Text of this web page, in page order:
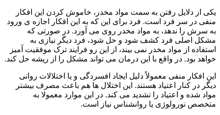
یکی از دلایل رفتن به سمت مواد مخدر، خاموش کردن این افکار
منفی در سر فرد است. فرد برای این که به این افکار اجازه ی ورود
به سرش را ندهد، به مواد مخدر روی می آورد. در صورتی که
مشکل اصلی فرد کشف شود و حل شود، فرد دیگر نیازی به
استفاده از مواد مخدر نمی بیند، از این رو فرایند ترک موفقیت آمیز
خواهد بود. در واقع با این درمان می تواند مشکل را از ریشه حل کند.
این افکار منفی معمولاً دلیل ایجاد افسردگی و یا اختلالات روانی
دیگر در کنار اعتیاد هستند. این اختلال ها هم باعث مصرف بیشتر
مواد شده و اعتیاد را تشدید می کند. در این موارد معمولا به
متخصص نورولوژی یا روانشناس نیاز است.